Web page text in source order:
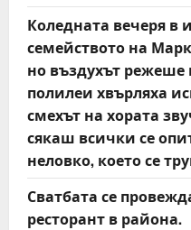
Коледната вечеря в
семейството на
но въздухът режеше
полилеи хвърляха
смехът на хората
сякаш всички се
неловко, което се
Сватбата се
ресторант в района.